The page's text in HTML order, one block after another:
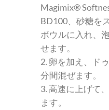
Magimix®
BD100、砂糖を
ボウルに入れ、
せます。
2. 卵を加え、ド
分間混ぜます。
3. 高速に上げて
ます。